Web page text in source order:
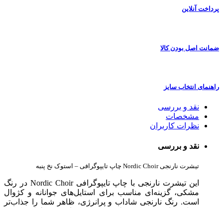
پرداخت آنلاین
ضمانت اصل بودن کالا
راهنمای انتخاب سایز
نقد و بررسی
مشخصات
نظرات کاربران
نقد و بررسی
تیشرت نارنجی Nordic Choir چاپ تایپوگرافی – استوک نخ پنبه
این تیشرت نارنجی با چاپ تایپوگرافی Nordic Choir در رنگ
مشکی، گزینه‌ای مناسب برای استایل‌های جوانانه و کژوال
است. رنگ نارنجی شاداب و پرانرژی، ظاهر شما را جذاب‌تر